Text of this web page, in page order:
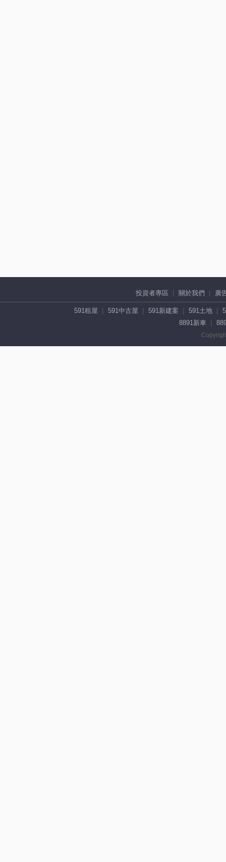
投資者專區 關於我們 廣
591租屋 591中古屋 591新建案 591土地
8891新車